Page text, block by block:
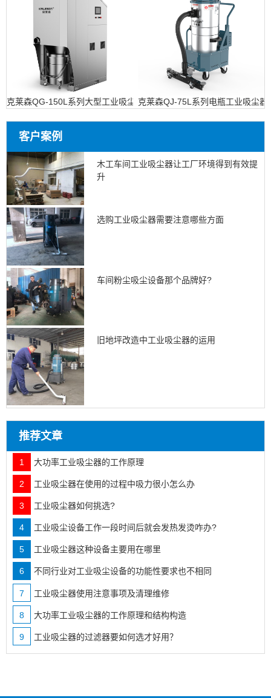
克莱森QG-150L系列大型工业吸尘设备克莱森QJ-75L系列电瓶工业吸尘器
客户案例
木工车间工业吸尘器让工厂环境得到有效提
升
选购工业吸尘器需要注意哪些方面
车间粉尘吸尘设备那个品牌好?
旧地坪改造中工业吸尘器的运用
推荐文章
1 大功率工业吸尘器的工作原理
2 工业吸尘器在使用的过程中吸力很小怎么办
3 工业吸尘器如何挑选?
4 工业吸尘设备工作一段时间后就会发热发烫咋办?
5 工业吸尘器这种设备主要用在哪里
6 不同行业对工业吸尘设备的功能性要求也不相同
7 工业吸尘器使用注意事项及清理维修
8 大功率工业吸尘器的工作原理和结构构造
9 工业吸尘器的过滤器要如何选才好用？